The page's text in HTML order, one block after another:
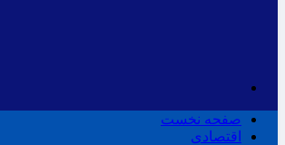
صفحه نخست
اقتصادی